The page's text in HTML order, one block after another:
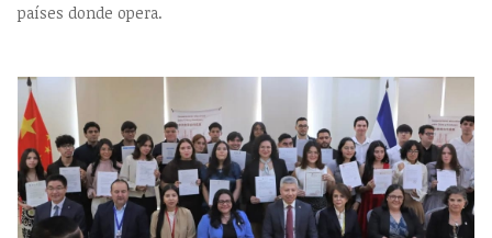
países donde opera.